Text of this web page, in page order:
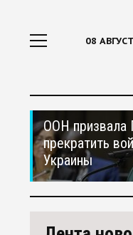
08
ООН призвала
прекратить
Украины